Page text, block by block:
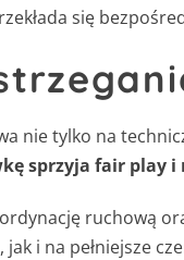
się
nie tylko na
sprzyja fair play
ruchową
i na pełniejsze